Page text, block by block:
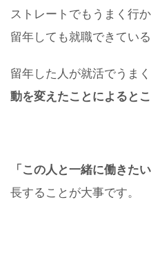
ストレートでもうまく行
留年しても就職できてい
留年した人が就活でうま
動を変えたことによると
「この人と一緒に働きたい
長することが大事です。